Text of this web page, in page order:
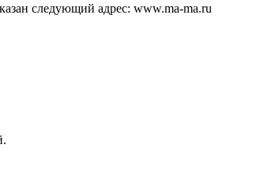
следующий адрес: www.ma-ma.ru